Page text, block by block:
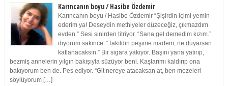
Karıncanın boyu / Hasibe Özdemir
Karıncanın boyu / Hasibe Özdemir “Şişirdin içimi yemin
ederim ya! Deseydin methiyeler düzeceğiz, çıkmazdım
evden.” Sesi sinirden titriyor. “Sana gel demedim kızım.”
diyorum sakince. “Takıldın peşime madem, ne duyarsan
katlanacaksın.” Bir sigara yakıyor. Başını yana yatırıp,
bezmiş annelerin yılgın bakışıyla süzüyor beni. Kaşlarımı kaldırıp ona
bakıyorum ben de. Pes ediyor. “Git nereye atacaksan at, ben mezeleri
söylüyorum […]